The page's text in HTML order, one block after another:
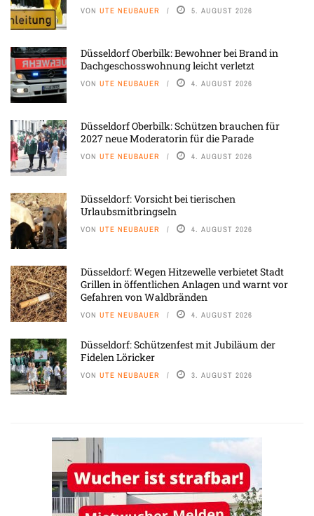
VON UTE NEUBAUER 5. AUGUST 2026
Düsseldorf Oberbilk: Bewohner bei Brand in
Dachgeschosswohnung leicht verletzt
VON UTE NEUBAUER 4. AUGUST 2026
Düsseldorf Oberbilk: Schützen brauchen für
2027 neue Moderatorin für die Parade
VON UTE NEUBAUER 4. AUGUST 2026
Düsseldorf: Vorsicht bei tierischen
Urlaubsmitbringseln
VON UTE NEUBAUER 4. AUGUST 2026
Düsseldorf: Wegen Hitzewelle verbietet Stadt
Grillen in öffentlichen Anlagen und warnt vor
Gefahren von Waldbränden
VON UTE NEUBAUER 4. AUGUST 2026
Düsseldorf: Schützenfest mit Jubiläum der
Fidelen Löricker
VON UTE NEUBAUER 3. AUGUST 2026